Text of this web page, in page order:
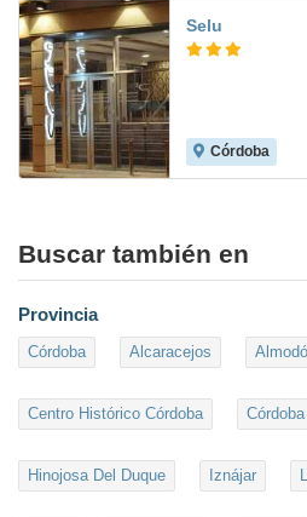
Selu
Córdoba
Buscar también en
Provincia
Córdoba Alcaracejos
Centro Histórico Córdoba
Hinojosa Del Duque Iznájar